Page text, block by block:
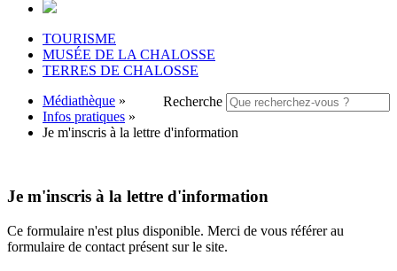
TOURISME
MUSÉE DE LA CHALOSSE
TERRES DE CHALOSSE
Recherche
Médiathèque »
Infos pratiques »
Je m'inscris à la lettre d'information
Je m'inscris à la lettre d'information
Ce formulaire n'est plus disponible. Merci de vous référer au
formulaire de contact présent sur le site.